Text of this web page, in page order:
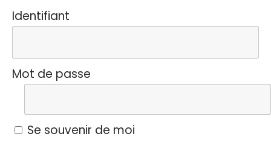
Identifiant
Mot de passe
Se souvenir de moi